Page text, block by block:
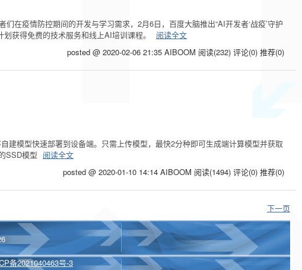
在疫情防控期间的开发与学习需求，2月6日，百度大脑推出“AI开发者‘战疫’守护
获得免费的技术服务和线上AI培训课程。
阅读全文
posted @ 2020-02-06 21:35 AIBOOM 阅读(232) 评论(0) 推荐(0)
模型快速部署到设备端。只需上传模型，最快2分种即可生成端计算模型并获取
SSD模型 阅读全文
posted @ 2020-01-10 14:14 AIBOOM 阅读(1494) 评论(0) 推荐(0)
下一页
备2021040463号-3